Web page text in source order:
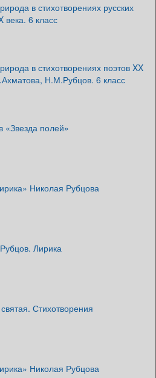
в стихотворениях русских
века. 6 класс
в стихотворениях поэтов XX
Н.М.Рубцов. 6 класс
«Звезда полей»
Николая Рубцова
Лирика
Стихотворения
Николая Рубцова